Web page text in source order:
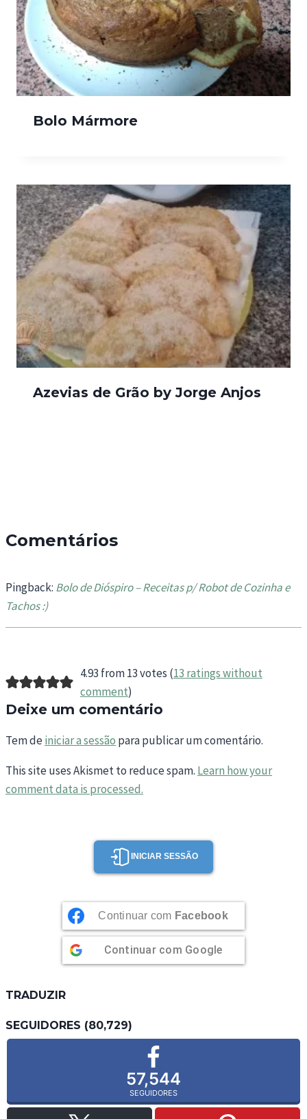
Bolo Mármore
Azevias de Grão by Jorge Anjos
Comentários
Pingback: Bolo de Dióspiro – Receitas p/ Robot de Cozinha e
Tachos :)
4.93 from 13 votes (13 ratings without
comment)
Deixe um comentário
Tem deiniciar a sessão para publicar um comentário.
This site uses Akismet to reduce spam. Learn how your
comment data is processed.
INICIAR SESSÃO
Continuar com Facebook
Continuar com Google
TRADUZIR
SEGUIDORES (80,729)
57,544
SEGUIDORES